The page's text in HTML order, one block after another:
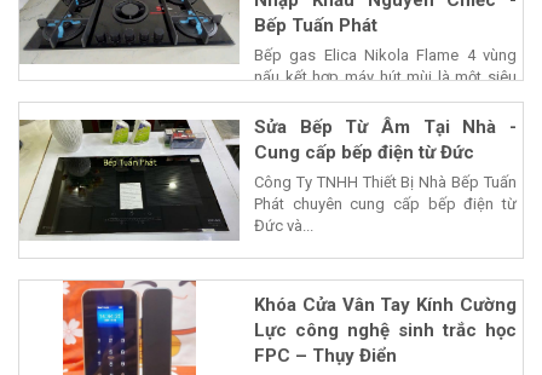
Nhập Khẩu Nguyên Chiếc -
Bếp Tuấn Phát
Bếp gas Elica Nikola Flame 4 vùng
nấu kết hợp máy hút mùi là một siêu
phẩm của...
Sửa Bếp Từ Âm Tại Nhà -
Cung cấp bếp điện từ Đức
Công Ty TNHH Thiết Bị Nhà Bếp Tuấn
Phát chuyên cung cấp bếp điện từ
Đức và...
Khóa Cửa Vân Tay Kính Cường
Lực công nghệ sinh trắc học
FPC – Thụy Điển